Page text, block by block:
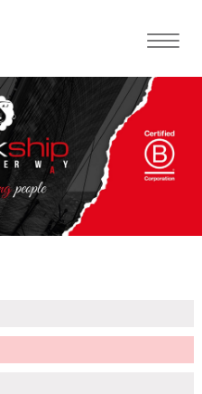
Toggle